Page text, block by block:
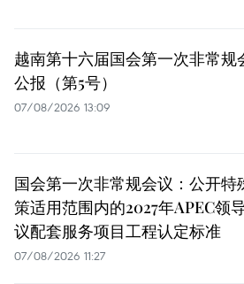
越南第十六届国会第一次非常规
公报（第5号）
07/08/2026 13:09
国会第一次非常规会议：公开特
策适用范围内的2027年APEC领
议配套服务项目工程认定标准
07/08/2026 11:27